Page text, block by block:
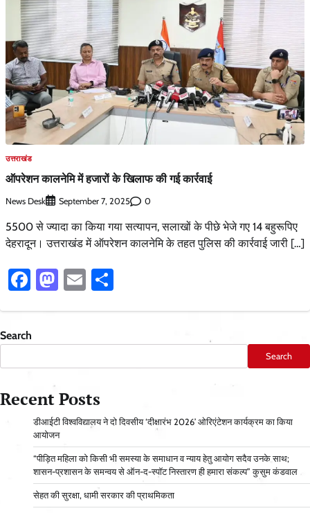
उत्तराखंड
ऑपरेशन कालनेमि में हजारों के खिलाफ की गई कार्रवाई
News Desk September 7, 2025 0
5500 से ज्यादा का किया गया सत्यापन, सलाखों के पीछे भेजे गए 14 बहुरूपिए
देहरादून। उत्तराखंड में ऑपरेशन कालनेमि के तहत पुलिस की कार्रवाई जारी […]
Facebook
Mastodon
Email
Search
Search
Recent Posts
डीआईटी विश्वविद्यालय ने दो दिवसीय ‘दीक्षारंभ 2026’ ओरिएंटेशन कार्यक्रम का किया
आयोजन
“पीड़ित महिला को किसी भी समस्या के समाधान व न्याय हेतु आयोग सदैव उनके साथ;
शासन-प्रशासन के समन्वय से ऑन-द-स्पॉट निस्तारण ही हमारा संकल्प” कुसुम कंडवाल
सेहत की सुरक्षा, धामी सरकार की प्राथमिकता